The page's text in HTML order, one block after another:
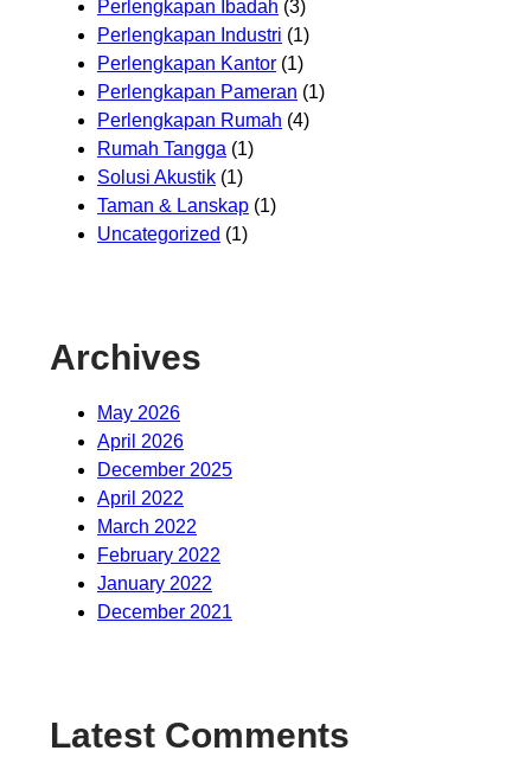
Perlengkapan Ibadah (3)
Perlengkapan Industri (1)
Perlengkapan Kantor (1)
Perlengkapan Pameran (1)
Perlengkapan Rumah (4)
Rumah Tangga (1)
Solusi Akustik (1)
Taman & Lanskap (1)
Uncategorized (1)
Archives
May 2026
April 2026
December 2025
April 2022
March 2022
February 2022
January 2022
December 2021
Latest Comments